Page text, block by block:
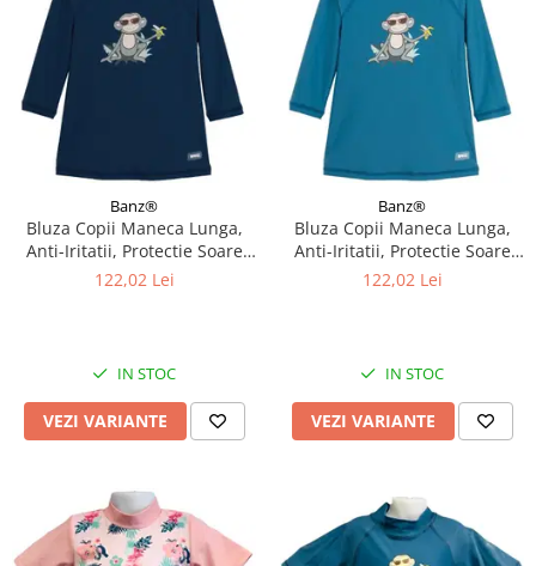
Banz®
Bluza Copii Maneca Lunga,
Anti-Iritatii, Protectie Soare
UPF50+, Navy Jungle, Diverse
122,02 Lei
IN STOC
VEZI VARIANTE
Banz®
Bluza Copii Maneca Lunga,
Anti-Iritatii, Protectie Soare
UPF50+, Petrol Jungle, Diverse
122,02 Lei
IN STOC
VEZI VARIANTE